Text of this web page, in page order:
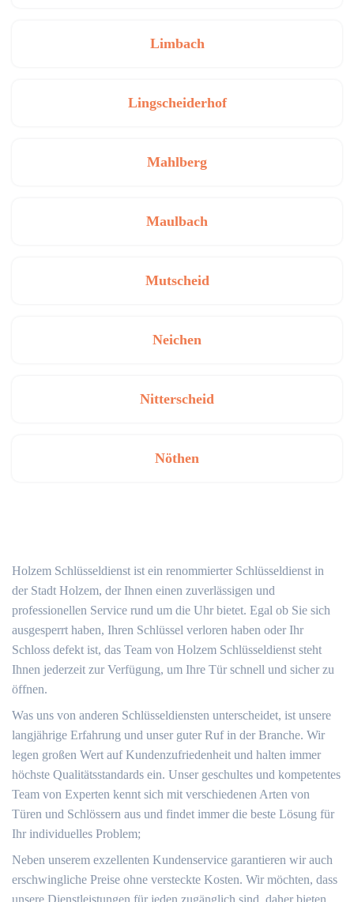
Limbach
Lingscheiderhof
Mahlberg
Maulbach
Mutscheid
Neichen
Nitterscheid
Nöthen
Holzem Schlüsseldienst ist ein renommierter Schlüsseldienst in
der Stadt Holzem, der Ihnen einen zuverlässigen und
professionellen Service rund um die Uhr bietet.​ Egal ob Sie sich
ausgesperrt haben, Ihren Schlüssel verloren haben oder Ihr
Schloss defekt ist, das Team von Holzem Schlüsseldienst steht
Ihnen jederzeit zur Verfügung, um Ihre Tür schnell und sicher zu
öffnen.
Was uns von anderen Schlüsseldiensten unterscheidet, ist unsere
langjährige Erfahrung und unser guter Ruf in der Branche.​ Wir
legen großen Wert auf Kundenzufriedenheit und halten immer
höchste Qualitätsstandards ein.​ Unser geschultes und kompetentes
Team von Experten kennt sich mit verschiedenen Arten von
Türen und Schlössern aus und findet immer die beste Lösung für
Ihr individuelles Problem;
Neben unserem exzellenten Kundenservice garantieren wir auch
erschwingliche Preise ohne versteckte Kosten. Wir möchten, dass
unsere Dienstleistungen für jeden zugänglich sind, daher bieten